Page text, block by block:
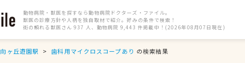
動物病院・獣医を探すなら動物病院ドクターズ・ファイル。
獣医の診療方針や人柄を独自取材で紹介。好みの条件で検索！
街の頼れる獣医さん 937 人、動物病院 9,443 件掲載中！(2026年08月07日現在)
向ヶ丘遊園駅 歯科用マイクロスコープあり の検索結果